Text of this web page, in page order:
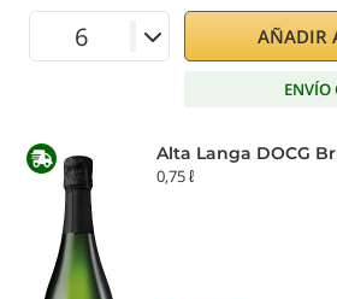
AÑADIR
ENVÍO
Alta Langa DOCG
0,75 ℓ